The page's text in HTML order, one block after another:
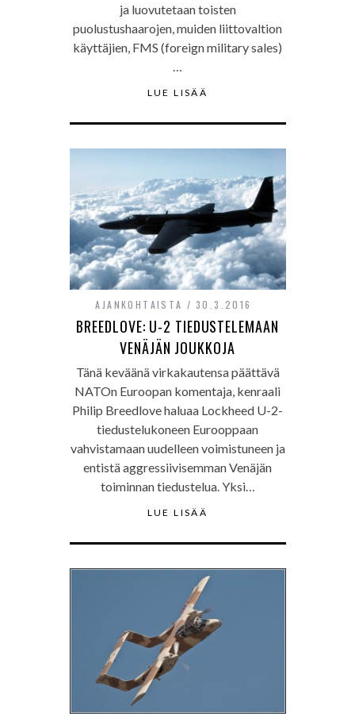
ja luovutetaan toisten
puolustushaarojen, muiden liittovaltion
käyttäjien, FMS (foreign military sales)
…
LUE LISÄÄ
AJANKOHTAISTA 30.3.2016
BREEDLOVE: U-2 TIEDUSTELEMAAN
VENÄJÄN JOUKKOJA
Tänä keväänä virkakautensa päättävä
NATOn Euroopan komentaja, kenraali
Philip Breedlove haluaa Lockheed U-2-
tiedustelukoneen Eurooppaan
vahvistamaan uudelleen voimistuneen ja
entistä aggressiivisemman Venäjän
toiminnan tiedustelua. Yksi…
LUE LISÄÄ